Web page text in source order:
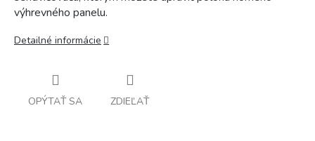
výhrevného panelu.
Detailné informácie
OPÝTAŤ SA ZDIEĽAŤ